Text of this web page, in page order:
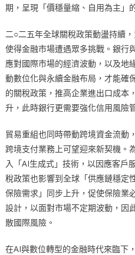
期，呈現「價穩量縮、自用為主」
二○二五年全球關稅政策動盪持續
使得金融市場遭遇眾多挑戰。銀行
應對國際市場的經濟波動，以及地
動數位化與永續金融布局，才能確
的關稅政策，推高企業進出口成本
升，此時銀行更需要強化信用風險
貿易重組也同時帶動跨境資金流動
跨境支付業務上可望迎來新契機。
入「AI生成式」技術，以因應客戶
稅政策也影響到全球「供應鏈穩定
保險需求」同步上升，促使保險業
設計，以面對市場不定期波動，因
散國際風險。
在AI與數位轉型的金融時代來臨下